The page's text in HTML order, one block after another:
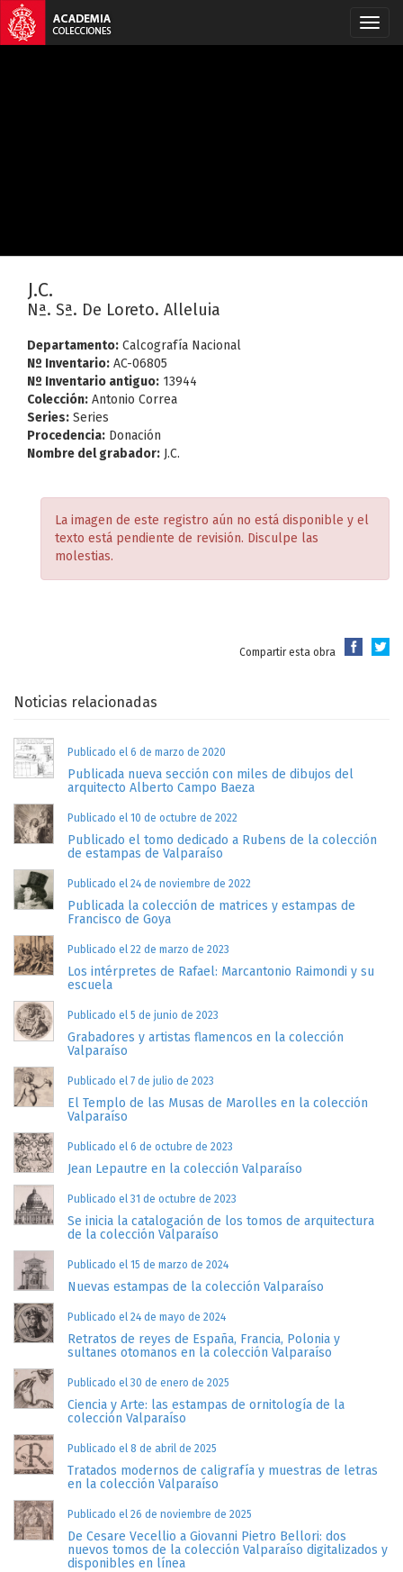
J.C.
Nª. Sª. De Loreto. Alleluia
Departamento: Calcografía Nacional
Nº Inventario: AC-06805
Nº Inventario antiguo: 13944
Colección: Antonio Correa
Series: Series
Procedencia: Donación
Nombre del grabador: J.C.
La imagen de este registro aún no está disponible y el
texto está pendiente de revisión. Disculpe las
molestias.
Compartir esta obra
Noticias relacionadas
Publicado el 6 de marzo de 2020
Publicada nueva sección con miles de dibujos del
arquitecto Alberto Campo Baeza
Publicado el 10 de octubre de 2022
Publicado el tomo dedicado a Rubens de la colección
de estampas de Valparaíso
Publicado el 24 de noviembre de 2022
Publicada la colección de matrices y estampas de
Francisco de Goya
Publicado el 22 de marzo de 2023
Los intérpretes de Rafael: Marcantonio Raimondi y su
escuela
Publicado el 5 de junio de 2023
Grabadores y artistas flamencos en la colección
Valparaíso
Publicado el 7 de julio de 2023
El Templo de las Musas de Marolles en la colección
Valparaíso
Publicado el 6 de octubre de 2023
Jean Lepautre en la colección Valparaíso
Publicado el 31 de octubre de 2023
Se inicia la catalogación de los tomos de arquitectura
de la colección Valparaíso
Publicado el 15 de marzo de 2024
Nuevas estampas de la colección Valparaíso
Publicado el 24 de mayo de 2024
Retratos de reyes de España, Francia, Polonia y
sultanes otomanos en la colección Valparaíso
Publicado el 30 de enero de 2025
Ciencia y Arte: las estampas de ornitología de la
colección Valparaíso
Publicado el 8 de abril de 2025
Tratados modernos de caligrafía y muestras de letras
en la colección Valparaíso
Publicado el 26 de noviembre de 2025
De Cesare Vecellio a Giovanni Pietro Bellori: dos
nuevos tomos de la colección Valparaíso digitalizados y
disponibles en línea